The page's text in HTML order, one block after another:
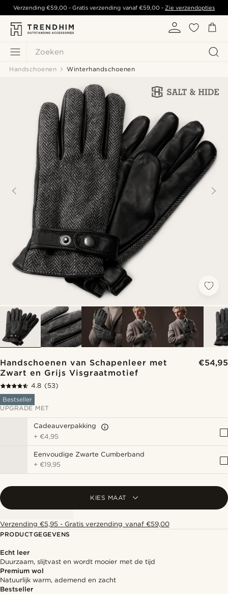
Zoeken
Verzending€59,00 - Gratis verzending vanaf €59,00- Zie verzendopties
Handschoenen Winterhandschoenen
Handschoenen van Schapenleer met
Zwart en Grijs Visgraatmotief
€54,95
4.8 (53)
Bestseller
UPGRADE MET
Cadeauverpakking
+€4,95
Eenvoudige Zwarte Cumberband
+€19,95
KIES MAAT
Verzending €5,95 - Gratis verzending vanaf €59,00
PRODUCTGEGEVENS
Echt leer
Duurzaam, slijtvast en wordt mooier met de tijd
Premium wol
Natuurlijk warm, ademend en zacht
Bestseller